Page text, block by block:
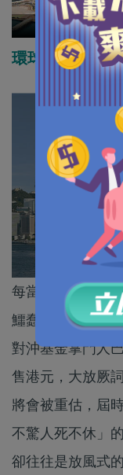
錢一帆
環球風雲「息
每當國際政經環
鱷蠢蠢欲動，推
對沖基金掌門人
售港元，大放厥
將會被重估，屆
不驚人死不休」
卻往往是放風式